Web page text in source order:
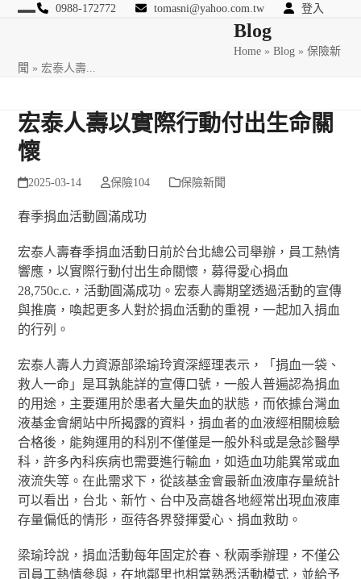
Skip
0988-172772 tomasni@yahoo.com.tw 登入
匯豐國際風險管理顧問Blog
Home »Blog »保險新
聞 » 宏泰人壽...
宏泰人壽以實際行動付出生命關
懷
2025-03-14 保險104 保險新聞
春季捐血活動圓滿成功
宏泰人壽春季捐血活動日前於台北總公司舉辦，員工熱情
響應，以實際行動付出生命關懷，募得愛心捐血
28,750c.c.，活動圓滿成功。宏泰人壽期望透過活動的宣傳
與推廣，喚起更多人對於捐血活動的重視，一起加入捐血
的行列。
宏泰人壽人力資源部梁瑜玲資深經理表示，「捐血一袋、
救人一命」是耳孰能詳的宣傳口號，一般人普遍認為捐血
的用途，主要運用於患者大量失血的狀態，而依據台灣血
液基金會網站中所揭露的資料，捐血者的血液經相關檢驗
合格後，能夠運用的科別不僅僅是一般外科或是急診醫學
科，許多內科疾病也需要進行輸血，如造血功能異常或血
液流失等。在此需求下，從該基金會最新血液庫存量統計
可以看出，台北、新竹、台中及高雄各地經常出現血液庫
存量偏低的情形，亟待各界發揮愛心、捐血救助。
梁瑜玲說，捐血活動每年固定於春、秋兩季辦理，不僅公
司員工熱情參與，在地鄰里也相當熟悉活動模式，並給予